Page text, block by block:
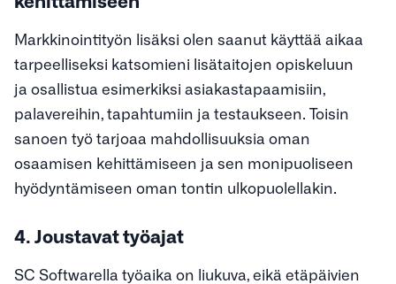
Markkinointityön lisäksi olen saanut käyttää aikaa
tarpeelliseksi katsomieni lisätaitojen opiskeluun
ja osallistua esimerkiksi asiakastapaamisiin,
palavereihin, tapahtumiin ja testaukseen. Toisin
sanoen työ tarjoaa mahdollisuuksia oman
osaamisen kehittämiseen ja sen monipuoliseen
hyödyntämiseen oman tontin ulkopuolellakin.
4. Joustavat työajat
SC Softwarella työaika on liukuva, eikä etäpäivien